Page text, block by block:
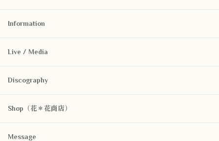
Information
Live / Media
Discography
Shop（花＊花商店）
Message